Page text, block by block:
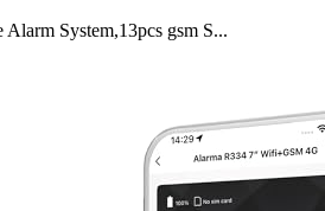
System,13pcs gsm S...